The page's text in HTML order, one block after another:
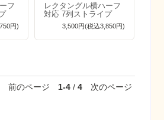
フ
円)
レクタングル横ハーフ
対応 7列ストライプ
3,500円(税込3,850円)
前のページ 1-4 / 4 次のページ